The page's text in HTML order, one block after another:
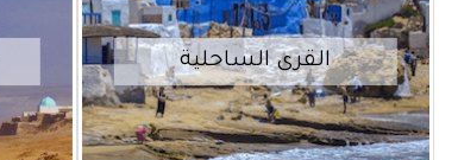
القرى الساحلية